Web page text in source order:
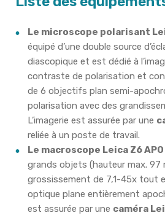
Le microscope polarisant
équipé d’une double source
diascopique et est dédié à
contraste de polarisation et
de 6 objectifs plan semi-
polarisation avec des
L’imagerie est assurée par une
reliée à un poste de travail.
Le macroscope Leica Z6 APO
grands objets (hauteur max. 97
grossissement de 7,1-45x tout
optique plane entièrement
est assurée par une caméra